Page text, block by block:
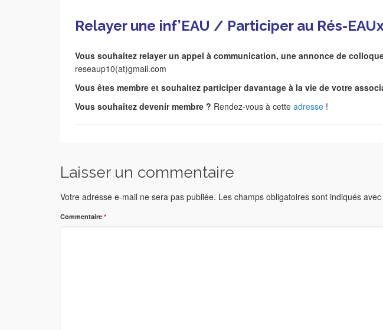
Relayer une inf’EAU / Participer au Rés-
Vous souhaitez relayer un appel à communication, une annonce de
reseaup10(at)gmail.com
Vous êtes membre et souhaitez participer davantage à la vie de votre
Vous souhaitez devenir membre ? Rendez-vous à cette adresse !
Laisser un commentaire
Votre adresse e-mail ne sera pas publiée. Les champs obligatoires sont indiqués avec
Commentaire *